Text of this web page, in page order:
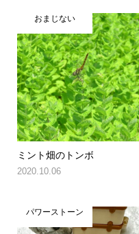
おまじない
ミント畑のトンボ
2020.10.06
パワーストーン